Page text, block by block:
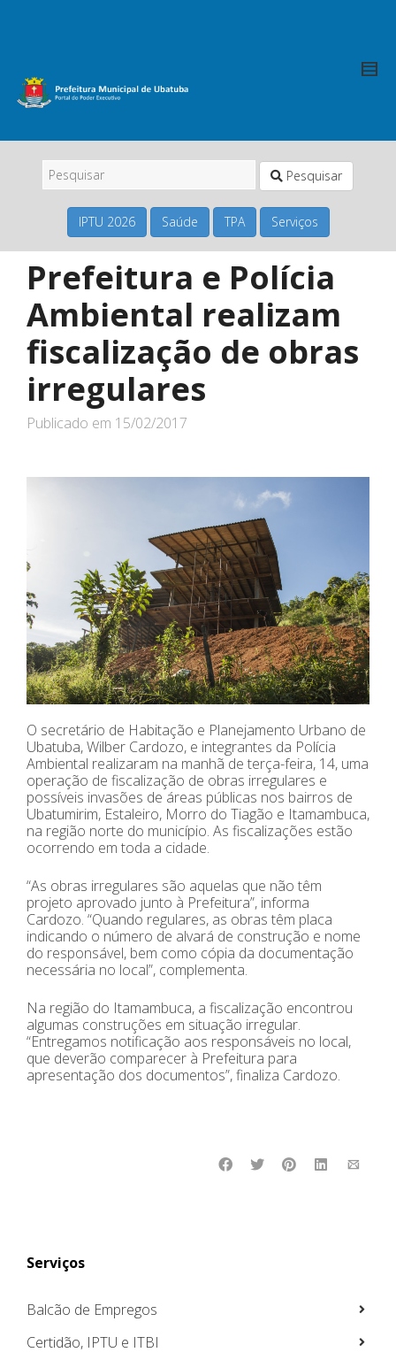
Pesquisar
IPTU 2026 Saúde TPA Serviços
Prefeitura e Polícia
Ambiental realizam
fiscalização de obras
irregulares
Publicado em 15/02/2017
O secretário de Habitação e Planejamento Urbano de
Ubatuba, Wilber Cardozo, e integrantes da Polícia
Ambiental realizaram na manhã de terça-feira, 14, uma
operação de fiscalização de obras irregulares e
possíveis invasões de áreas públicas nos bairros de
Ubatumirim, Estaleiro, Morro do Tiagão e Itamambuca,
na região norte do município. As fiscalizações estão
ocorrendo em toda a cidade.
“As obras irregulares são aquelas que não têm
projeto aprovado junto à Prefeitura”, informa
Cardozo. “Quando regulares, as obras têm placa
indicando o número de alvará de construção e nome
do responsável, bem como cópia da documentação
necessária no local”, complementa.
Na região do Itamambuca, a fiscalização encontrou
algumas construções em situação irregular.
“Entregamos notificação aos responsáveis no local,
que deverão comparecer à Prefeitura para
apresentação dos documentos”, finaliza Cardozo.
Serviços
Balcão de Empregos
Certidão, IPTU e ITBI